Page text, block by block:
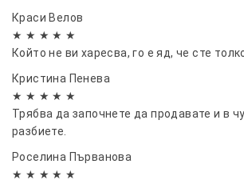
Краси Велов
★ ★ ★ ★ ★
Който не ви харесва, го е яд, че сте
Кристина Пенева
★ ★ ★ ★ ★
Трябва да започнете да продавате и в
разбиете.
Роселина Първанова
★ ★ ★ ★ ★